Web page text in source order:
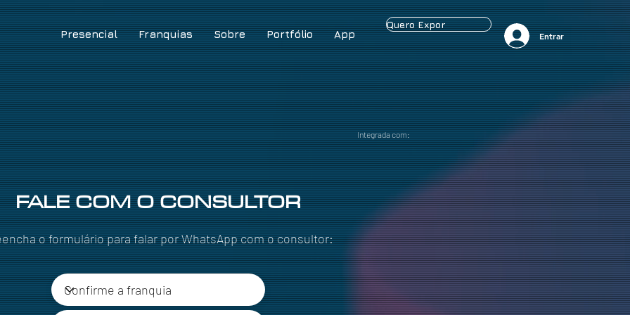
Presencial Franquias Sobre Portfólio App
Quero Expor
Entrar
Integrada com:
FALE COM O CONSULTOR
o formulário para falar por WhatsApp com o consultor: